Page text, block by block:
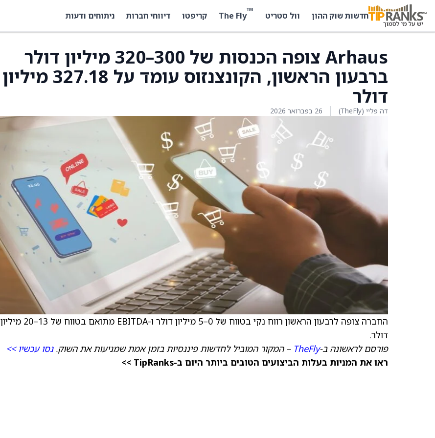
חדשות שוק ההון וול סטריט ™
The Fly קריפטו דיווחי חברות ניתוחים ודעות
Arhaus צופה הכנסות של 300–320 מיליון דולר
ברבעון הראשון, הקונצנזוס עומד על 327.18 מיליון
דולר
דה פליי (TheFly) 26 בפברואר 2026
החברה צופה לרבעון הראשון רווח נקי בטווח של 0–5 מיליון דולר ו-EBITDA מתואם בטווח של 13–20 מיליון
דולר.
פורסם לראשונה ב-TheFly – המקור המוביל לחדשות פיננסיות בזמן אמת שמניעות את השוק.נסו עכשיו >>
ראו את המניות בעלות הביצועים הטובים ביותר היום ב-TipRanks >>